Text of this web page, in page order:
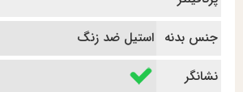
جنس بدنه استیل ضد زنگ
نشانگر